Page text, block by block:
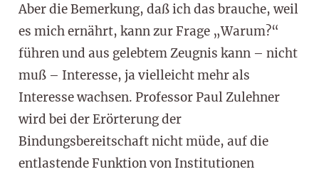
Aber die Bemerkung, daß ich das brauche, weil
es mich ernährt, kann zur Frage „Warum?“
führen und aus gelebtem Zeugnis kann – nicht
muß – Interesse, ja vielleicht mehr als
Interesse wachsen. Professor Paul Zulehner
wird bei der Erörterung der
Bindungsbereitschaft nicht müde, auf die
entlastende Funktion von Institutionen